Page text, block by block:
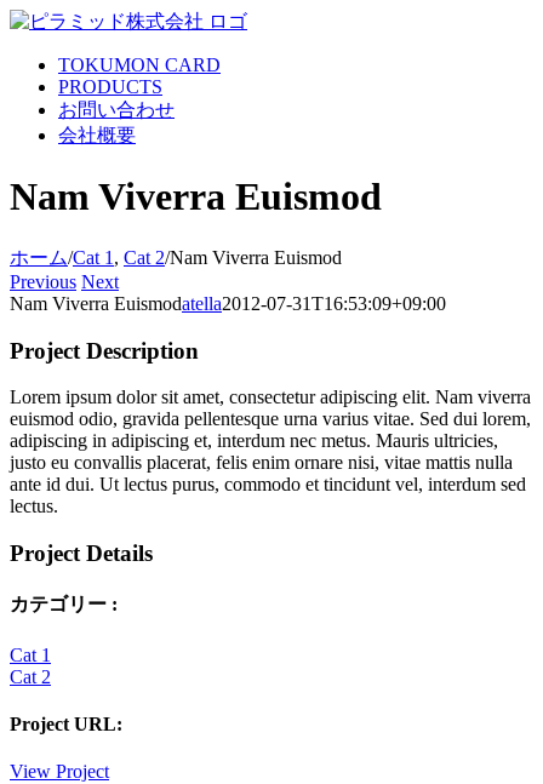
Skip
contentTOKUMON CARD
PRODUCTS
お問い合わせ
会社概要
Nam Viverra Euismod
ホーム/Cat 1 , Cat 2/Nam Viverra Euismod
Previous Next
Nam Viverra Euismodatella2012-07-31T16:53:09+09:00
Project Description
Lorem ipsum dolor sit amet, consectetur adipiscing elit. Nam viverra
euismod odio, gravida pellentesque urna varius vitae. Sed dui lorem,
adipiscing in adipiscing et, interdum nec metus. Mauris ultricies,
justo eu convallis placerat, felis enim ornare nisi, vitae mattis nulla
ante id dui. Ut lectus purus, commodo et tincidunt vel, interdum sed
lectus.
Project Details
カテゴリー :
Cat 1
Cat 2
Project URL:
View Project